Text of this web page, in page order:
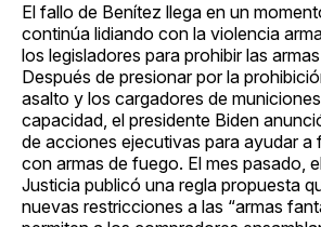
El fallo de Benítez llega en un
continúa lidiando con la violencia
los legisladores para prohibir las
Después de presionar por la
asalto y los cargadores de
capacidad, el presidente Biden
de acciones ejecutivas para ayudar a
con armas de fuego. El mes pasado,
Justicia publicó una regla propuesta
nuevas restricciones a las “armas